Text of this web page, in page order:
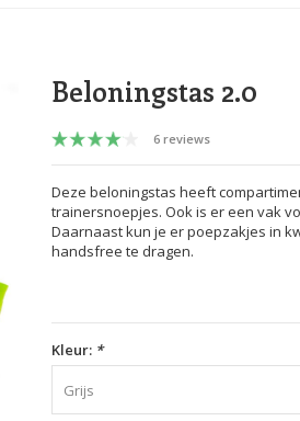
Beloningstas 2.0
6 reviews
Deze beloningstas heeft
trainersnoepjes. Ook is er een vak
Daarnaast kun je er poepzakjes in
handsfree te dragen.
Kleur: *
Grijs